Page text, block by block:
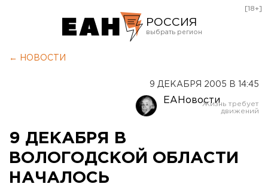
РОССИЯ
Оренбург
[18+]
← НОВОСТИ
9 ДЕКАБРЯ 2005 В 14:45
ЕАНовости
9 ДЕКАБРЯ В
ВОЛОГОДСКОЙ ОБЛАСТИ
НАЧАЛОСЬ